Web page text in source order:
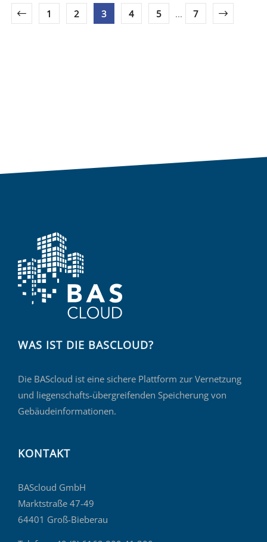
1 2 3 4 5 ... 7
WAS IST DIE BASCLOUD?
Die BAScloud ist eine sichere Plattform zur Vernetzung
und liegenschafts-übergreifenden Speicherung von
Gebäudeinformationen.
KONTAKT
BAScloud GmbH
Marktstraße 47-49
64401 Groß-Bieberau